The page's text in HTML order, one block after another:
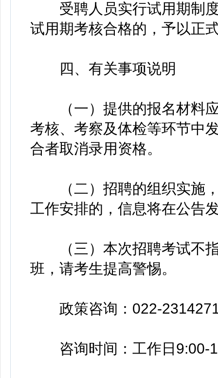
受聘人员实行试用期制度
试用期考核合格的，予以正
四、有关事项说明
（一）提供的报名材料应
考核、考察及体检等环节中
合者取消录用资格。
（二）招聘的组织实施，
工作安排的，信息将在公告
（三）本次招聘考试不指
班，请考生提高警惕。
政策咨询：022-
咨询时间：工作日9:00-